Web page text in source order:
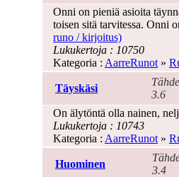
Onni on pieniä asioita
toisen sitä tarvitessa. Onni
runo / kirjoitus)
Lukukertoja : 10750
Kategoria : AarreRunot »
Täyskäsi
3.6
On älytöntä olla nainen,
Lukukertoja : 10743
Kategoria : AarreRunot »
Huominen
3.4